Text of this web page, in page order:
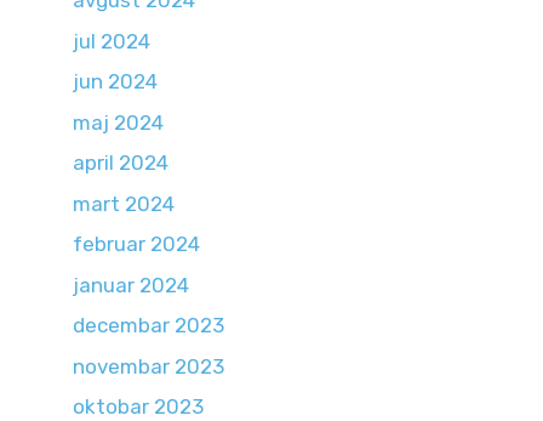
jul 2024
jun 2024
maj 2024
april 2024
mart 2024
februar 2024
januar 2024
decembar 2023
novembar 2023
oktobar 2023